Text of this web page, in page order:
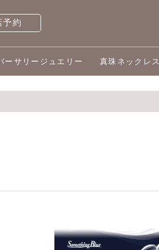
予約
ーサリージュエリー 真珠ネックレス